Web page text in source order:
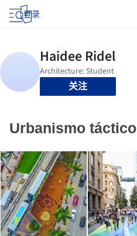
登录
关注
Urbanismo táctico